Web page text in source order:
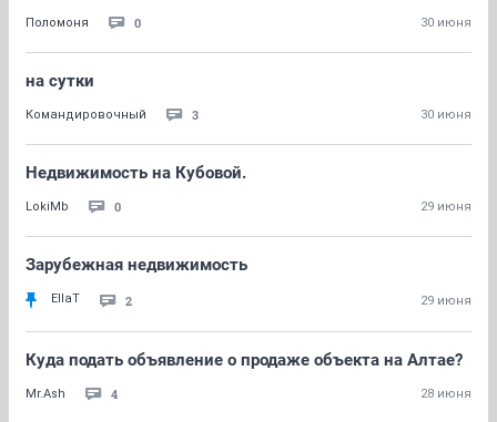
Поломоня 0 30 июня
на сутки
Командировочный 3 30 июня
Недвижимость на Кубовой.
LokiMb 0 29 июня
Зарубежная недвижимость
EllaT 2 29 июня
Куда подать объявление о продаже объекта на Алтае?
Mr.Ash 4 28 июня